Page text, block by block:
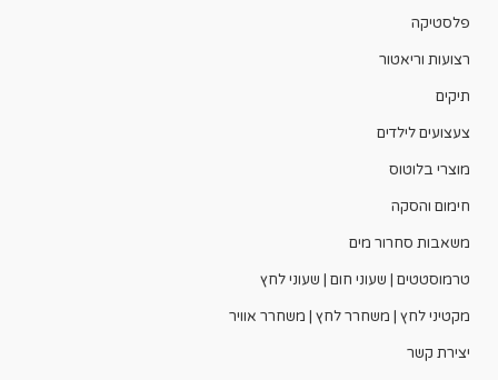
פלסטיקה
רצועות וריאטור
תיקים
צעצועים לילדים
מוצרי בלוטוס
חימום והסקה
משאבות סחרור מים
טרמוסטטים | שעוני חום | שעוני לחץ
מקטיני לחץ | משחרר לחץ | משחרר אוויר
יצירת קשר